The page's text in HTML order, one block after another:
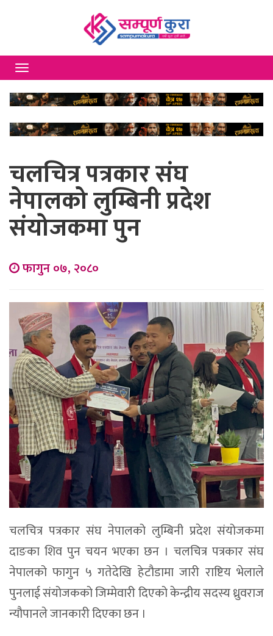
Toggle
navigation
चलचित्र पत्रकार संघ
नेपालको लुम्बिनी प्रदेश
संयोजकमा पुन
फागुन ०७, २०८०
चलचित्र पत्रकार संघ नेपालको लुम्बिनी प्रदेश संयोजकमा
दाङका शिव पुन चयन भएका छन । चलचित्र पत्रकार संघ
नेपालको फागुन ५ गतेदेखि हेटौडामा जारी राष्टिय भेलाले
पुनलाई संयोजकको जिम्मेवारी दिएको केन्द्रीय सदस्य ध्रुवराज
न्यौपानले जानकारी दिएका छन ।